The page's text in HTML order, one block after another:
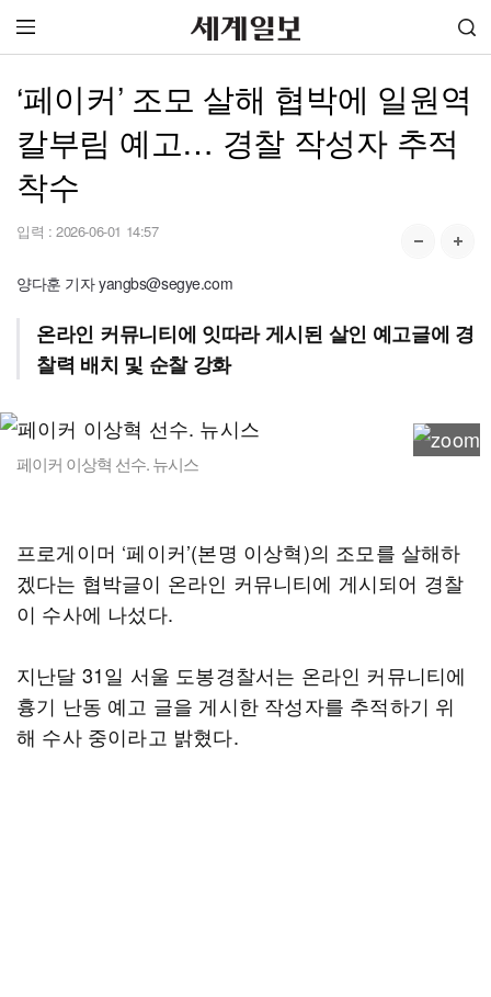
‘페이커’ 조모 살해 협박에 일원역
칼부림 예고… 경찰 작성자 추적
착수
입력 : 2026-06-01 14:57
양다훈 기자 yangbs@segye.com
온라인 커뮤니티에 잇따라 게시된 살인 예고글에 경
찰력 배치 및 순찰 강화
페이커 이상혁 선수. 뉴시스
프로게이머 ‘페이커’(본명 이상혁)의 조모를 살해하
겠다는 협박글이 온라인 커뮤니티에 게시되어 경찰
이 수사에 나섰다.
지난달 31일 서울 도봉경찰서는 온라인 커뮤니티에
흉기 난동 예고 글을 게시한 작성자를 추적하기 위
해 수사 중이라고 밝혔다.